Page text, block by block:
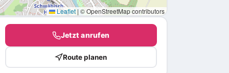
Leaflet | © OpenStreetMap contributors
Jetzt anrufen
Route planen